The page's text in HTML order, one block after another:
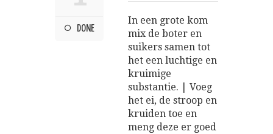
DONE
In een grote kom
mix de boter en
suikers samen tot
het een luchtige en
kruimige
substantie. | Voeg
het ei, de stroop en
kruiden toe en
meng deze er goed